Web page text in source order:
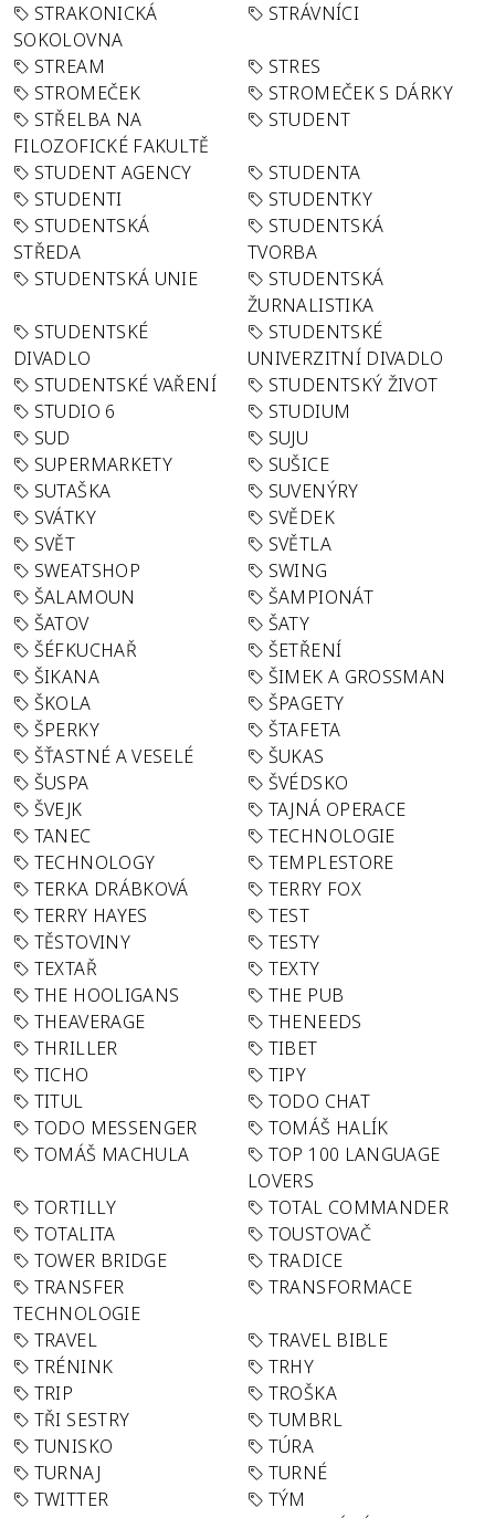
STRAKONICKÁ
SOKOLOVNA
STRÁVNÍCI
STREAM
STRES
STROMEČEK
STROMEČEK S DÁRKY
STŘELBA NA
FILOZOFICKÉ FAKULTĚ
STUDENT
STUDENT AGENCY
STUDENTA
STUDENTI
STUDENTKY
STUDENTSKÁ
STŘEDA
STUDENTSKÁ
TVORBA
STUDENTSKÁ UNIE
STUDENTSKÁ
ŽURNALISTIKA
STUDENTSKÉ
DIVADLO
STUDENTSKÉ
UNIVERZITNÍ DIVADLO
STUDENTSKÉ VAŘENÍ
STUDENTSKÝ ŽIVOT
STUDIO 6
STUDIUM
SUD
SUJU
SUPERMARKETY
SUŠICE
SUTAŠKA
SUVENÝRY
SVÁTKY
SVĚDEK
SVĚT
SVĚTLA
SWEATSHOP
SWING
ŠALAMOUN
ŠAMPIONÁT
ŠATOV
ŠATY
ŠÉFKUCHAŘ
ŠETŘENÍ
ŠIKANA
ŠIMEK A GROSSMAN
ŠKOLA
ŠPAGETY
ŠPERKY
ŠTAFETA
ŠŤASTNÉ A VESELÉ
ŠUKAS
ŠUSPA
ŠVÉDSKO
ŠVEJK
TAJNÁ OPERACE
TANEC
TECHNOLOGIE
TECHNOLOGY
TEMPLESTORE
TERKA DRÁBKOVÁ
TERRY FOX
TERRY HAYES
TEST
TĚSTOVINY
TESTY
TEXTAŘ
TEXTY
THE HOOLIGANS
THE PUB
THEAVERAGE
THENEEDS
THRILLER
TIBET
TICHO
TIPY
TITUL
TODO CHAT
TODO MESSENGER
TOMÁŠ HALÍK
TOMÁŠ MACHULA
TOP 100 LANGUAGE
LOVERS
TORTILLY
TOTAL COMMANDER
TOTALITA
TOUSTOVAČ
TOWER BRIDGE
TRADICE
TRANSFER
TECHNOLOGIE
TRANSFORMACE
TRAVEL
TRAVEL BIBLE
TRÉNINK
TRHY
TRIP
TROŠKA
TŘI SESTRY
TUMBRL
TUNISKO
TÚRA
TURNAJ
TURNÉ
TWITTER
TÝM